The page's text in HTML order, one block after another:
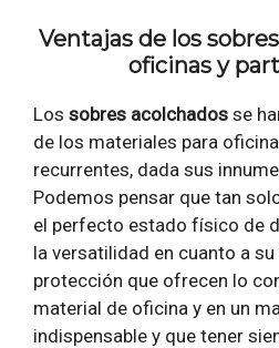
Ventajas de los
oficinas y
Los sobres acolchados se
de los materiales para
recurrentes, dada sus
Podemos pensar que tan
el perfecto estado físico de
la versatilidad en cuanto a
protección que ofrecen lo
material de oficina y en un
indispensable y que tener